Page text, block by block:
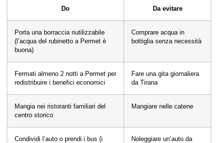
Do Da evitare
Porta una borraccia riutilizzabile
(l’acqua del rubinetto a Permet è
buona)
Comprare acqua in
bottiglia senza necessità
Fermati almeno 2 notti a Permet per
redistribuire i benefici economici
Fare una gita giornaliera
da Tirana
Mangia nei ristoranti familiari del
centro storico
Mangiare nelle catene
Condividi l’auto o prendi i bus (i
Noleggiare un’auto da